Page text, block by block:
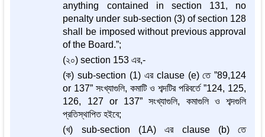
anything contained in section 131, no
penalty under sub-section (3) of section 128
shall be imposed without previous approval
of the Board.”;
(২০) section 153 এর,-
(ক) sub-section (1) এর clause (e) তে ”89,124
or 137” সংখ্যাগুলি, কমাটি ও শব্দটির পরিবর্তে ”124, 125,
126, 127 or 137” সংখ্যাগুলি, কমাগুলি ও শব্দগুলি
প্রতিস্থাপিত হইবে;
(খ) sub-section (1A) এর clause (b) তে